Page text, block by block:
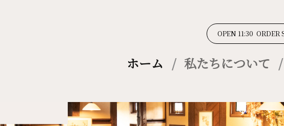
OPEN 11:30 ORDER
ホーム 私たちについて